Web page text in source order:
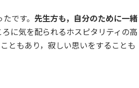
です。 先生方も，自分のために一緒
に気を配られるホスピタリティの高
ともあり，寂しい思いをすることも